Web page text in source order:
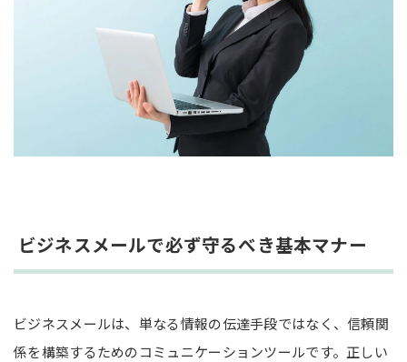
ビジネスメールで必ず守るべき基本マナー
ビジネスメールは、単なる情報の伝達手段ではなく、信頼関
係を構築するためのコミュニケーションツールです。正しい